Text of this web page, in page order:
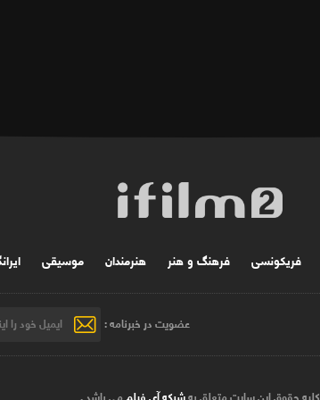
فریکونسی فرهنگ و هنر هنرمندان موسیقی
عضویت در خبرنامه :